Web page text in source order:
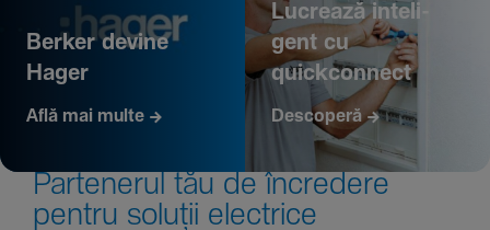
Berker devine
Hager
Află mai multe
Lucrează inte­li­
gent cu
quickconnect
Descoperă
Parte­nerul tău de încre­dere
pentru soluții electrice